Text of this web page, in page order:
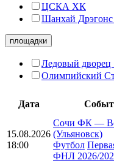
ЦСКА ХК
Шанхай
площадки
Ледовый дворец
Олимпийский
Дата
15.08.2026
18:00
Сочи ФК —
(Ульяновск)
Футбол
ФНЛ 2026/